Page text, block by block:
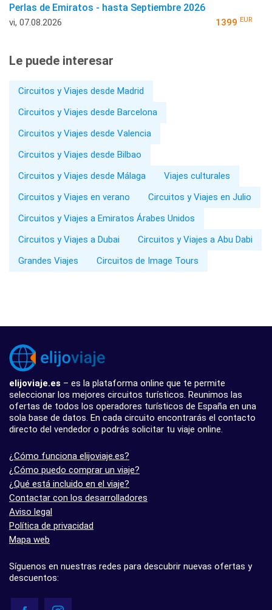
Perlas de Emiratos - hasta Septiembre 2026
vi, 07.08.2026 1399 EUR
Le puede interesar
Circuitos y Viajes desde Madrid
Circuitos y Viajes desde Barcelona
Circuitos y Viajes desde Valencia
Circuitos y Viajes desde Bilbao
Circuitos y Viajes desde Málaga
Viajes culturales
Circuitos y Viajes en verano
Circuitos y Viajes en Julio
Circuitos y Viajes a Emiratos Árabes Unidos
Circuitos y Viajes a Dubai
Circuitos y Viajes a Abu Dabi
Grandes Viajes
Circuitos de Image Tours
elijoviaje.es – es la plataforma online que te permite
seleccionar los mejores circuitos turísticos. Reunimos las
ofertas de todos los operadores turísticos de España en una
sola base de datos. En cada circuito encontrarás el contacto
directo del vendedor o podrás solicitar tu viaje online.
¿Cómo funciona elijoviaje.es?
¿Cómo puedo comprar un viaje?
¿Qué está incluido en el viaje?
Contactar con los desarrolladores
Aviso legal
Política de privacidad
Mapa web
Síguenos en nuestras redes para descubrir nuevas ofertas y
descuentos: